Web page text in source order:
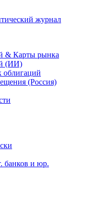
журнал
& Карты рынка
(ИИ)
облигаций
(Россия)
банков и юр.